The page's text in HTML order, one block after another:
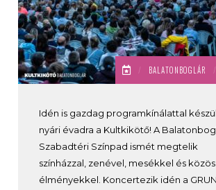
/ BALATONBOGLÁR /
Idén is gazdag programkínálattal
nyári évadra a Kultkikötő! A
Szabadtéri Színpad ismét megtelik
színházzal, zenével, mesékkel és közös
élményekkel. Koncertezik idén a